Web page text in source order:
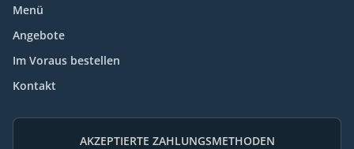
Menü
Angebote
Im Voraus bestellen
Kontakt
AKZEPTIERTE ZAHLUNGSMETHODEN